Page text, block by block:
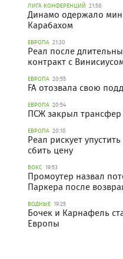
ЛИГА КОНФЕРЕНЦИЙ 21:58
Динамо одержало
Карабахом
ЕВРОПА 21:30
Реал после
контракт с
ЕВРОПА 20:55
FA отозвала свою
ЕВРОПА 20:54
ПСЖ закрыл
ЕВРОПА 20:10
Реал рискует
сбить цену
БОКС 19:53
Промоутер назвал
Паркера после
ВОДНЫЕ 19:25
Бочек и Карнафель
Европы